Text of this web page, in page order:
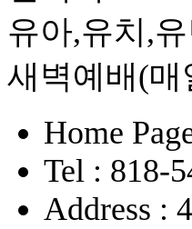
유아,유치,
새벽예배(매
Home
Tel : 818-
Address :